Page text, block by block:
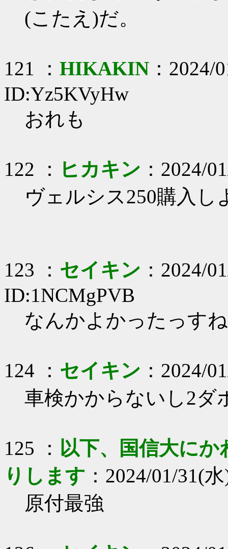
(こたえ)だ。
121 ： HIKAKIN ：2024/
ID:Yz5KVyHw
おれも
122 ： ヒカキン ：2024/
ヴェルシス250購入し
123 ： セイキン ：2024/
ID:1NCMgPVB
なんかよかったっすね
124 ： セイキン ：2024/
車検かからないし2ダ
125 ： 以下、国信大に
りします ：2024/01/31(
原付最強